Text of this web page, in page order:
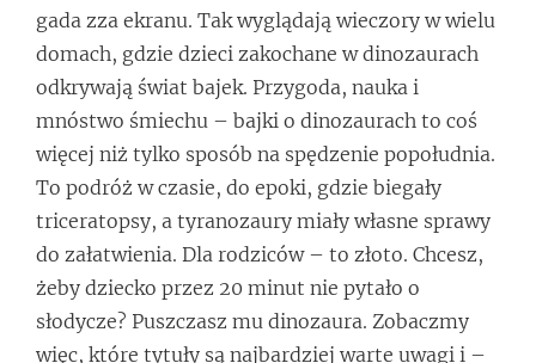
gada zza ekranu. Tak wyglądają wieczory w wielu
domach, gdzie dzieci zakochane w dinozaurach
odkrywają świat bajek. Przygoda, nauka i
mnóstwo śmiechu – bajki o dinozaurach to coś
więcej niż tylko sposób na spędzenie popołudnia.
To podróż w czasie, do epoki, gdzie biegały
triceratopsy, a tyranozaury miały własne sprawy
do załatwienia. Dla rodziców – to złoto. Chcesz,
żeby dziecko przez 20 minut nie pytało o
słodycze? Puszczasz mu dinozaura. Zobaczmy
więc, które tytuły są najbardziej warte uwagi i –